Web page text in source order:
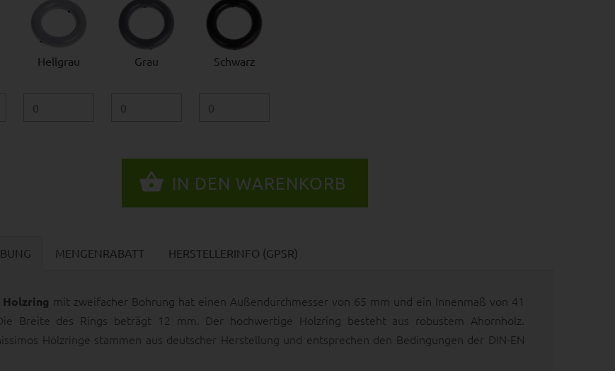
Hellgrau Grau Schwarz
MENGENRABATT HERSTELLERINFO (GPSR)
Holzring mit zweifacher Bohrung hat einen Außendurchmesser von 65 mm und ein Innenmaß von 41
Breite des Rings beträgt 12 mm. Der hochwertige Holzring besteht aus robustem Ahornholz.
Holzringe stammen aus deutscher Herstellung und entsprechen den Bedingungen der DIN-EN